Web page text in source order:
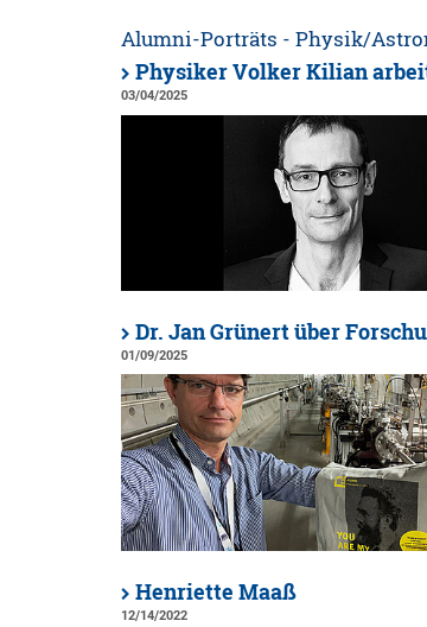
Alumni-Porträts - Physik/
Physiker Volker Kilian
03/04/2025
Dr. Jan Grünert über
01/09/2025
Henriette Maaß
12/14/2022